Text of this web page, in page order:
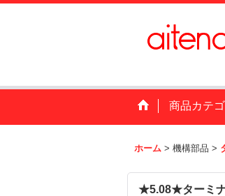
商品カテ
ホーム > 機構部品 >
★5.08★ターミ